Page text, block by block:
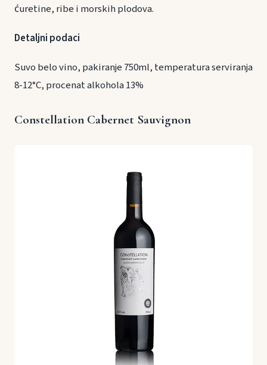
ćuretine, ribe i morskih plodova.
Detaljni podaci
Suvo belo vino, pakiranje 750ml, temperatura serviranja
8-12°C, procenat alkohola 13%
Constellation Cabernet Sauvignon